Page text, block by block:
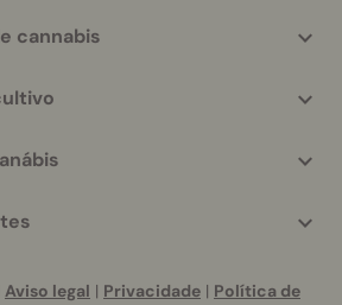
cannabis
Aviso legal | Privacidade | Política de